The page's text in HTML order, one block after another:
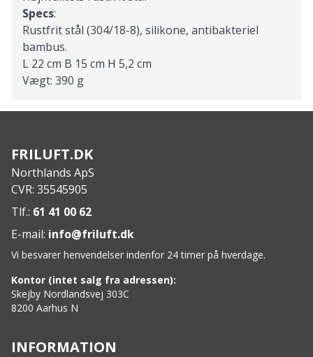
Specs:
Rustfrit stål (304/18-8), silikone, antibakteriel
bambus.
L 22 cm B 15 cm H 5,2 cm
Vægt: 390 g
FRILUFT.DK
Northlands ApS
CVR: 35545905
Tlf.: 61 41 00 62
E-mail: info@friluft.dk
Vi besvarer henvendelser indenfor 24 timer på hverdage.
Kontor (intet salg fra adressen):
Skejby Nordlandsvej 303C
8200 Aarhus N
INFORMATION